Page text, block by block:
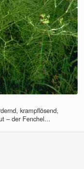
krampflösend,
– der Fenchel...